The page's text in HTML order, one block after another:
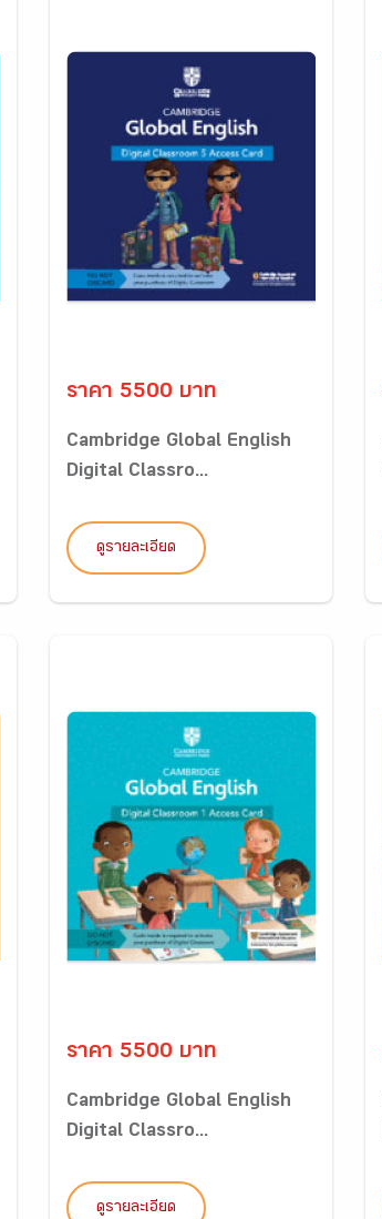
ราคา 5500 บาท
Cambridge Global English
Digital Classro...
ดูรายละเอียด
ราคา 5500 บาท
Cambridge Global English
Digital Classro...
ดูรายละเอียด